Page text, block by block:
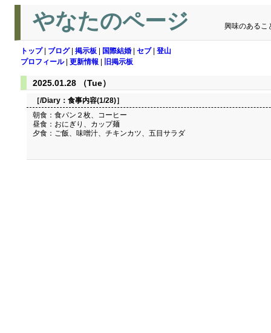
やなたのページ 興味のあるこ
トップ| ブログ| 掲示板 国際結婚 セブ| 登山
プロフィール| 更新情報 旧掲示板
2025.01.28 （Tue）
［/Diary： 食事内容(1/28)］
朝食：食パン２枚、コーヒー
昼食：おにぎり、カップ麺
夕食：ご飯、味噌汁、チキンカツ、五目サラダ